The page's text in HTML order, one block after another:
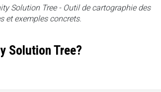
Solution Tree - Outil de cartographie des
et exemples concrets.
Solution Tree?